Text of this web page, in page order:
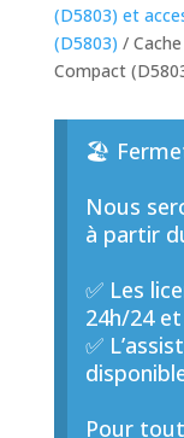
(D5803) et
(D5803) /
Compact
🏖️
Nous
à partir
✅ Les
24h/24
✅
Pour